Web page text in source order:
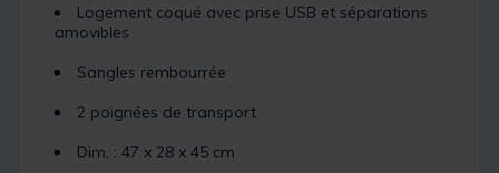
Logement coqué avec prise USB et séparations
amovibles
Sangles rembourrée
2 poignées de transport
Dim. : 47 x 28 x 45 cm